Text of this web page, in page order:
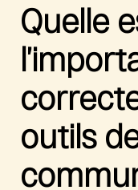
Quelle
outils